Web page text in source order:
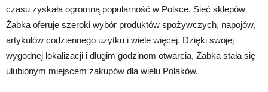
czasu zyskała ogromną popularność w Polsce. Sieć sklepów
Żabka oferuje szeroki wybór produktów spożywczych, napojów,
artykułów codziennego użytku i wiele więcej. Dzięki swojej
wygodnej lokalizacji i długim godzinom otwarcia, Żabka stała się
ulubionym miejscem zakupów dla wielu Polaków.